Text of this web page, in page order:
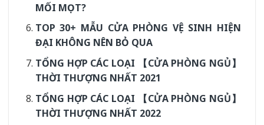
MỐI MỌT?
TOP 30+ MẪU CỬA PHÒNG VỆ SINH HIỆN
ĐẠI KHÔNG NÊN BỎ QUA
TỔNG HỢP CÁC LOẠI 【CỬA PHÒNG NGỦ】
THỜI THƯỢNG NHẤT 2021
TỔNG HỢP CÁC LOẠI 【CỬA PHÒNG NGỦ】
THỜI THƯỢNG NHẤT 2022